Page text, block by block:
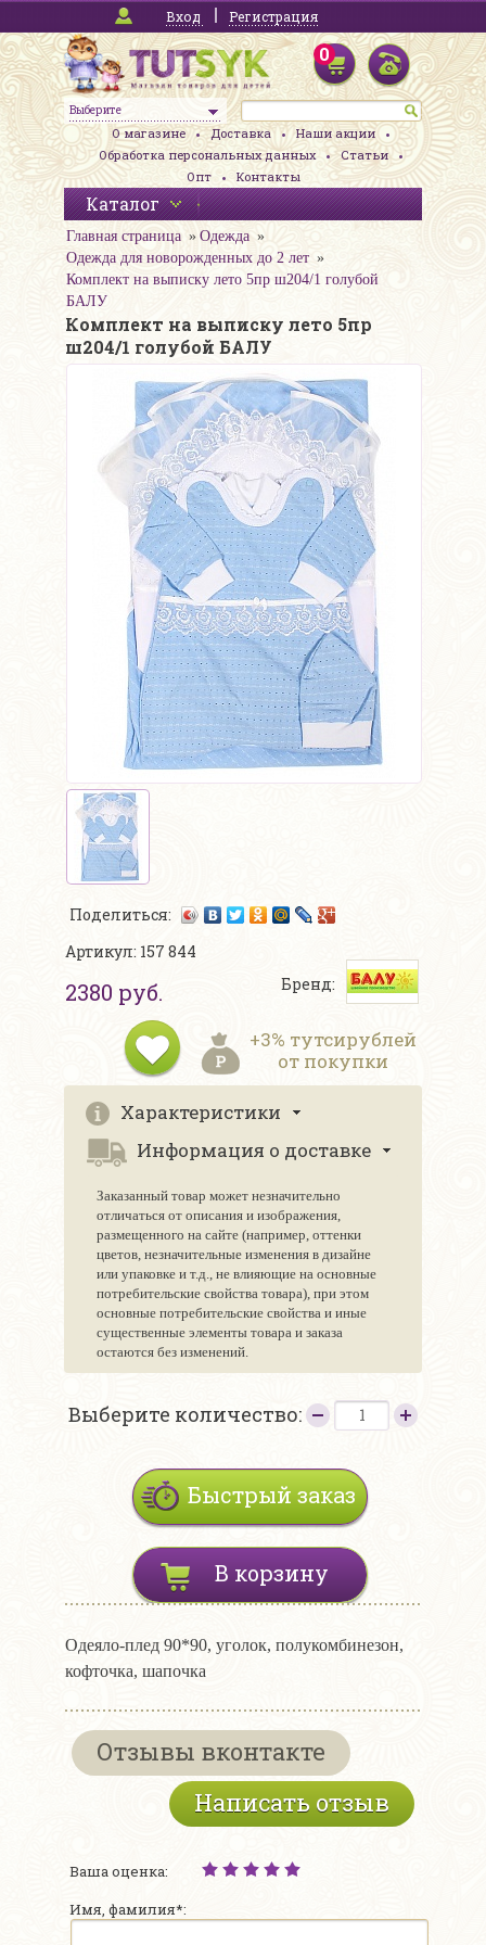
Вход Регистрация
Выберите
0
О магазине Доставка
Наши акции
Обработка персональных данных
Статьи
Опт
Контакты
Каталог
Главная страница
Одежда
Одежда для новорожденных до 2 лет
Комплект на выписку лето 5пр ш204/1 голубой
БАЛУ
Комплект на выписку лето 5пр
ш204/1 голубой БАЛУ
Поделиться:
Артикул: 157 844
2380 руб. Бренд:
+3% тутсирублей
от покупки
Характеристики
Информация о доставке
Заказанный товар может незначительно
отличаться от описания и изображения,
размещенного на сайте (например, оттенки
цветов, незначительные изменения в дизайне
или упаковке и т.д., не влияющие на основные
потребительские свойства товара), при этом
основные потребительские свойства и иные
существенные элементы товара и заказа
остаются без изменений.
Выберите количество:
Быстрый заказ
В корзину
Одеяло-плед 90*90, уголок, полукомбинезон,
кофточка, шапочка
Отзывы вконтакте
Написать отзыв
Ваша оценка:
Имя, фамилия*: